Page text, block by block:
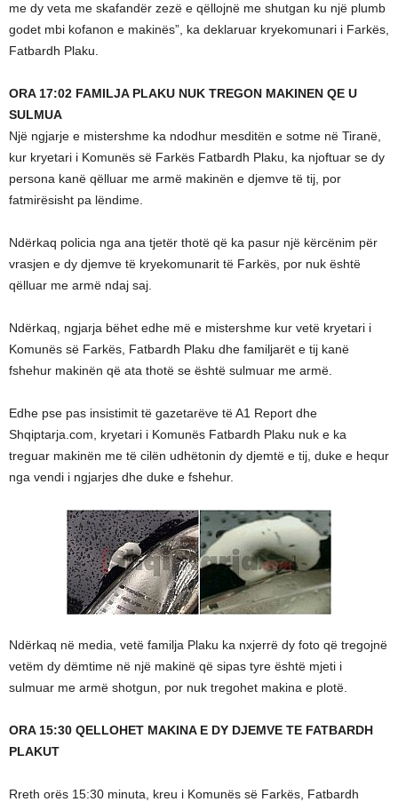
me dy veta me skafandër zezë e qëllojnë me shutgan ku një plumb
godet mbi kofanon e makinës”, ka deklaruar kryekomunari i Farkës,
Fatbardh Plaku.
ORA 17:02 FAMILJA PLAKU NUK TREGON MAKINEN QE U
SULMUA
Një ngjarje e mistershme ka ndodhur mesditën e sotme në Tiranë,
kur kryetari i Komunës së Farkës Fatbardh Plaku, ka njoftuar se dy
persona kanë qëlluar me armë makinën e djemve të tij, por
fatmirësisht pa lëndime.
Ndërkaq policia nga ana tjetër thotë që ka pasur një kërcënim për
vrasjen e dy djemve të kryekomunarit të Farkës, por nuk është
qëlluar me armë ndaj saj.
Ndërkaq, ngjarja bëhet edhe më e mistershme kur vetë kryetari i
Komunës së Farkës, Fatbardh Plaku dhe familjarët e tij kanë
fshehur makinën që ata thotë se është sulmuar me armë.
Edhe pse pas insistimit të gazetarëve të A1 Report dhe
Shqiptarja.com, kryetari i Komunës Fatbardh Plaku nuk e ka
treguar makinën me të cilën udhëtonin dy djemtë e tij, duke e hequr
nga vendi i ngjarjes dhe duke e fshehur.
Ndërkaq në media, vetë familja Plaku ka nxjerrë dy foto që tregojnë
vetëm dy dëmtime në një makinë që sipas tyre është mjeti i
sulmuar me armë shotgun, por nuk tregohet makina e plotë.
ORA 15:30 QELLOHET MAKINA E DY DJEMVE TE FATBARDH
PLAKUT
Rreth orës 15:30 minuta, kreu i Komunës së Farkës, Fatbardh